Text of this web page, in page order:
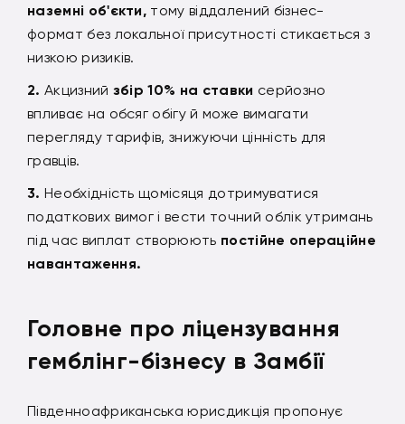
наземні об'єкти, тому віддалений бізнес-
формат без локальної присутності стикається з
низкою ризиків.
Акцизний збір 10% на ставки серйозно
впливає на обсяг обігу й може вимагати
перегляду тарифів, знижуючи цінність для
гравців.
Необхідність щомісяця дотримуватися
податкових вимог і вести точний облік утримань
під час виплат створюють постійне операційне
навантаження.
Головне про ліцензування
гемблінг-бізнесу в Замбії
Південноафриканська юрисдикція пропонує